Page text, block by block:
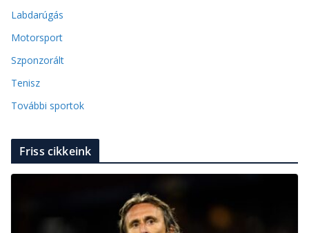
Labdarúgás
Motorsport
Szponzorált
Tenisz
További sportok
Friss cikkeink